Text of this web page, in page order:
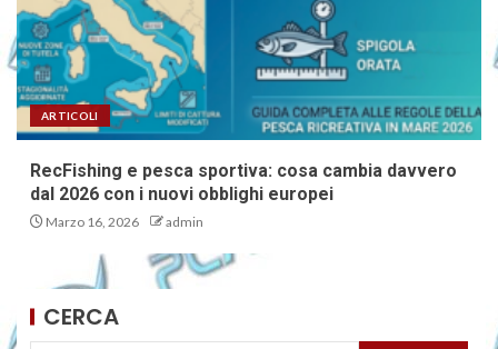
ARTICOLI
RecFishing e pesca sportiva: cosa cambia davvero
dal 2026 con i nuovi obblighi europei
Marzo 16, 2026 admin
CERCA